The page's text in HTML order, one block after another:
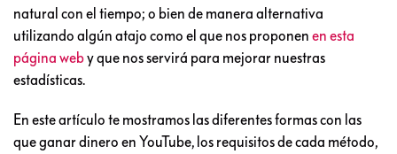
natural con el tiempo; o bien de manera alternativa
utilizando algún atajo como el que nos proponen en esta
página weby que nos servirá para mejorar nuestras
estadísticas.
En este artículo te mostramos las diferentes formas con las
que ganar dinero en YouTube, los requisitos de cada método,